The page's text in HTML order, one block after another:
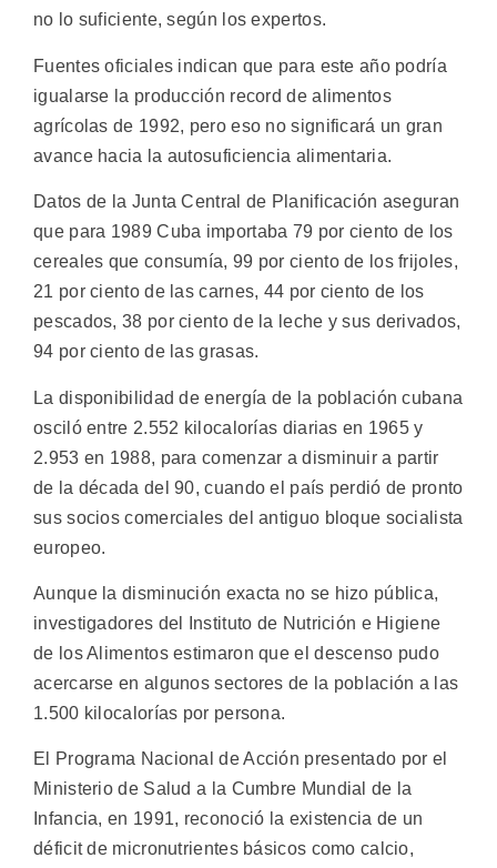
no lo suficiente, según los expertos.
Fuentes oficiales indican que para este año podría
igualarse la producción record de alimentos
agrícolas de 1992, pero eso no significará un gran
avance hacia la autosuficiencia alimentaria.
Datos de la Junta Central de Planificación aseguran
que para 1989 Cuba importaba 79 por ciento de los
cereales que consumía, 99 por ciento de los frijoles,
21 por ciento de las carnes, 44 por ciento de los
pescados, 38 por ciento de la leche y sus derivados,
94 por ciento de las grasas.
La disponibilidad de energía de la población cubana
osciló entre 2.552 kilocalorías diarias en 1965 y
2.953 en 1988, para comenzar a disminuir a partir
de la década del 90, cuando el país perdió de pronto
sus socios comerciales del antiguo bloque socialista
europeo.
Aunque la disminución exacta no se hizo pública,
investigadores del Instituto de Nutrición e Higiene
de los Alimentos estimaron que el descenso pudo
acercarse en algunos sectores de la población a las
1.500 kilocalorías por persona.
El Programa Nacional de Acción presentado por el
Ministerio de Salud a la Cumbre Mundial de la
Infancia, en 1991, reconoció la existencia de un
déficit de micronutrientes básicos como calcio,